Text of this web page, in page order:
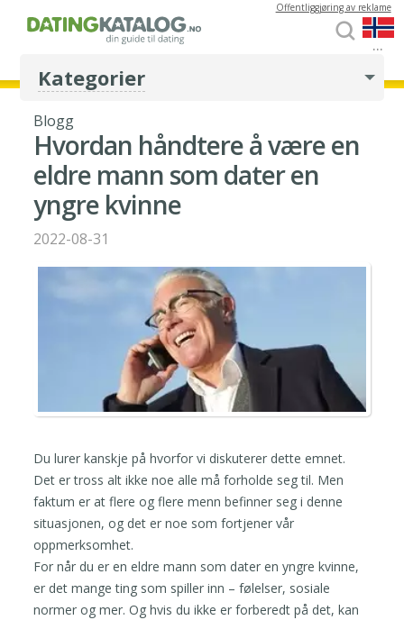
...
Offentliggjøring av reklame
Kategorier
Blogg
Hvordan håndtere å være en
eldre mann som dater en
yngre kvinne
2022-08-31
Du lurer kanskje på hvorfor vi diskuterer dette emnet.
Det er tross alt ikke noe alle må forholde seg til. Men
faktum er at flere og flere menn befinner seg i denne
situasjonen, og det er noe som fortjener vår
oppmerksomhet.
For når du er en eldre mann som dater en yngre kvinne,
er det mange ting som spiller inn – følelser, sosiale
normer og mer. Og hvis du ikke er forberedt på det, kan